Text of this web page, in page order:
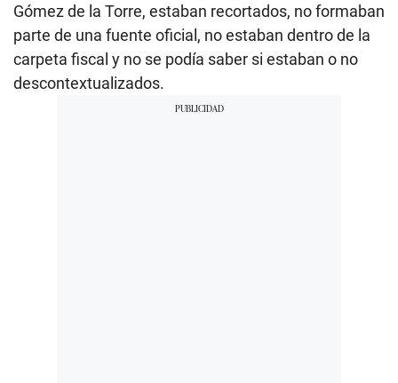
Gómez de la Torre, estaban recortados, no formaban
parte de una fuente oficial, no estaban dentro de la
carpeta fiscal y no se podía saber si estaban o no
descontextualizados.